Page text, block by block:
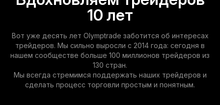
10 лет
Вот уже десять лет Olymptrade заботится об интересах
трейдеров. Мы сильно выросли с 2014 года: сегодня в
нашем сообществе больше 100 миллионов трейдеров из
130 стран.
Мы всегда стремимся поддержать наших трейдеров и
сделать процесс торговли простым и понятным.